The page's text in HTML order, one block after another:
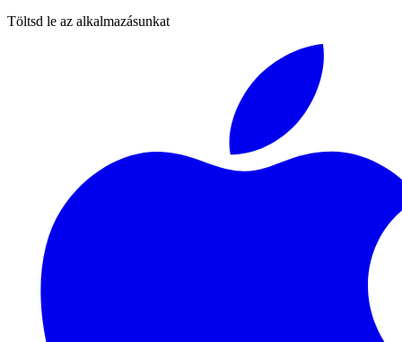
Töltsd le az alkalmazásunkat